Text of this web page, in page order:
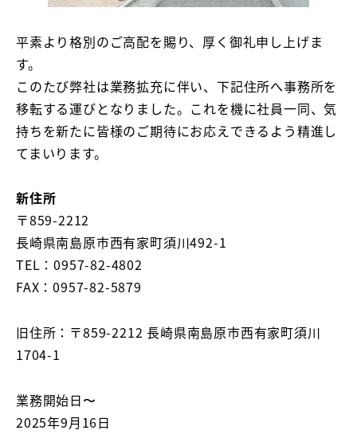
平素より格別のご高配を賜り、厚く御礼申し上げま
す。
このたび弊社は業務拡充に伴い、下記住所へ事務所を
移転する運びとなりました。これを機に社員一同、気
持ちを新たに皆様のご期待にお応えできるよう精進し
てまいります。
新住所
〒859-2212
長崎県南島原市西有家町須川492-1
TEL：0957-82-4802
FAX：0957-82-5879
旧住所：〒859-2212 長崎県南島原市西有家町須川
1704-1
業務開始日〜
2025年9月16日